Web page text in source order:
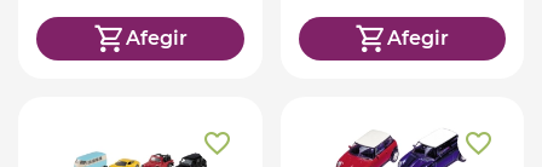
Afegir Afegir